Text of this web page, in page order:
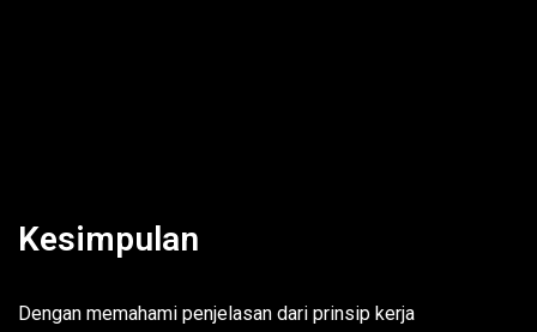
Kesimpulan
Dengan memahami penjelasan dari prinsip kerja